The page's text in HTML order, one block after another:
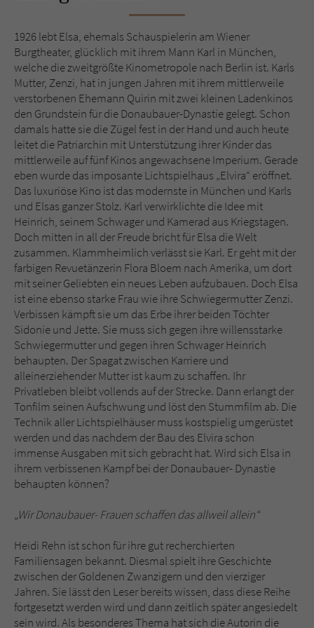
1926 lebt Elsa, ehemals Schauspielerin am Wiener
Burgtheater, glücklich mit ihrem Mann Karl in München,
welche die zweitgrößte Kinometropole nach Berlin ist. Karls
Mutter, Zenzi, hat in jungen Jahren mit ihrem mittlerweile
verstorbenen Ehemann Quirin mit zwei kleinen Ladenkinos
den Grundstein für die Donaubauer-Dynastie gelegt. Schon
damals hatte sie die Zügel fest in der Hand und auch heute
leitet die Patriarchin mit Unterstützung ihrer Kinder das
mittlerweile auf fünf Kinos angewachsene Imperium. Gerade
eben wurde das imposante Lichtspielhaus „Elvira“ eröffnet.
Das luxuriöse Kino ist das modernste in München und Karls
und Elsas ganzer Stolz. Karl verwirklichte die Idee mit
Heinrich, seinem Schwager und Kamerad aus Kriegstagen.
Doch mitten in all der Freude bricht für Elsa die Welt
zusammen. Klammheimlich verlässt sie Karl. Er geht mit der
farbigen Revuetänzerin Flora Bloem nach Amerika, um dort
mit seiner Geliebten ein neues Leben aufzubauen. Doch Elsa
ist eine ebenso starke Frau wie ihre Schwiegermutter Zenzi.
Verbissen kämpft sie um das Erbe ihrer beiden Töchter
Sidonie und Jette. Sie muss sich gegen ihre willensstarke
Schwiegermutter und gegen ihren Schwager Heinrich
behaupten. Der Spagat zwischen Karriere und
alleinerziehender Mutter ist kaum zu schaffen. Ihr
Privatleben bleibt vollends auf der Strecke. Dann erlangt der
Tonfilm seinen Aufschwung und löst den Stummfilm ab. Die
Technik aller Lichtspielhäuser muss kostspielig umgerüstet
werden und das nachdem der Bau des Elvira schon
immense Ausgaben mit sich gebracht hat. Wird sich Elsa in
ihrem verbissenen Kampf bei der Donaubauer- Dynastie
behaupten können?
„Wir Donaubauer- Frauen schaffen das allweil allein“
Heidi Rehn ist schon für ihre gut recherchierten
Familiensagen bekannt. Diesmal spielt ihre Geschichte
zwischen der Goldenen Zwanzigern und den vierziger
Jahren. Sie lässt den Leser bereits wissen, dass diese Reihe
fortgesetzt werden wird und dann zeitlich später angesiedelt
sein wird. Als besonderes Thema hat sich die Autorin die
Sicherheitscode des Kontaktformulars zu
überprüfen.